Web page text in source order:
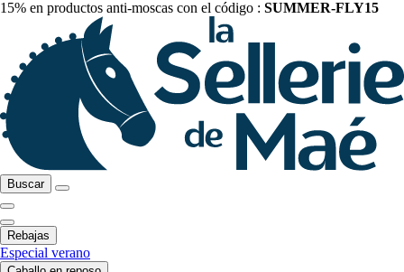
15% en productos anti-moscas con el código : SUMMER-FLY15
Buscar
Rebajas
Especial verano